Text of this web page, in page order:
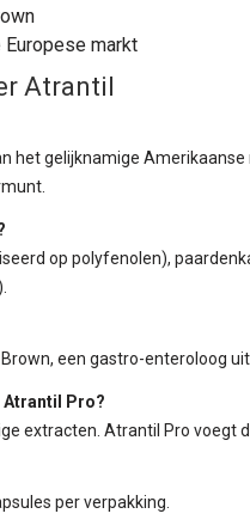
markt
Atrantil
het gelijknamige
op polyfenolen),
een gastro-enteroloog
Atrantil Pro?
extracten. Atrantil Pro voegt
per verpakking.